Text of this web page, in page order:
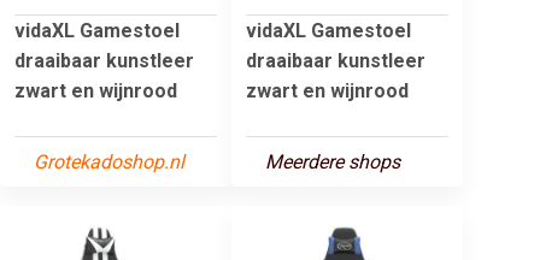
vidaXL Gamestoel
draaibaar kunstleer
zwart en wijnrood
Grotekadoshop.nl
vidaXL Gamestoel
draaibaar kunstleer
zwart en wijnrood
Meerdere shops